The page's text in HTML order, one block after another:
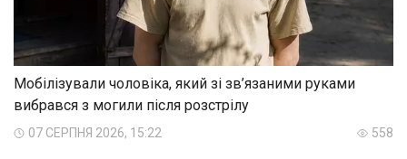
Мобілізували чоловіка, який зі зв’язаними руками
вибрався з могили після розстрілу
07 СЕРПНЯ 2026, 15:22 558